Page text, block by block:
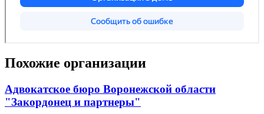
Похожие организации
Адвокатское бюро Воронежской области
"Закордонец и партнеры"